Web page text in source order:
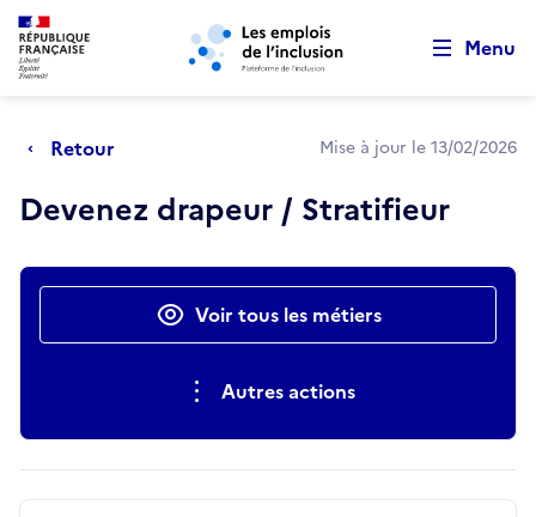
Aller au menu principal Aller au contenu principal
Menu
Retour Mise à jour le 13/02/2026
Devenez drapeur / Stratifieur
Actions rapidesVoir tous les métiers
Autres actions
Retour au début de la page
Panneau de gestion des cookies